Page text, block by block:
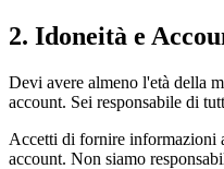
2. Idoneità e
Devi avere almeno l'età della
account. Sei responsabile di
Accetti di fornire informazioni
account. Non siamo